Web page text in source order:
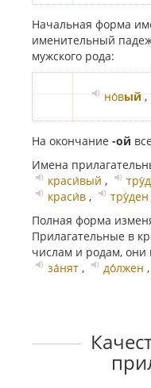
Начальная форма
именительный
мужского рода:
но́вый ,
На окончание -ой
Имена
краси́вый ,
краси́в , тру́ден
Полная форма
Прилагательные в
числам и родам, они
за́нят , до́лжен ,